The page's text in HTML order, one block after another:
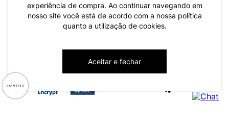
experiência de compra. Ao continuar navegando em
nosso site você está de acordo com a nossa política
quanto a utilização de cookies.
Aceitar e fechar
Av. Maria Marangoni, 391 - 89129-080 - Luiz Alves - SC